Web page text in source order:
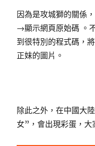
因為是攻城獅的關係
→顯示網頁原始碼 。
到很特別的程式碼，
正妹的圖片。
除此之外，在中國大
女”，會出現彩蛋，大